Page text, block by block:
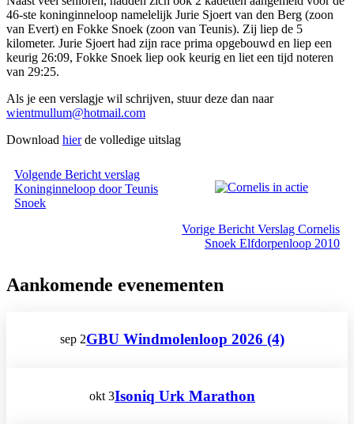
46-ste koninginneloop namelelijk Jurie Sjoert van den Berg (zoon
van Evert) en Fokke Snoek (zoon van Teunis). Zij liep de 5
kilometer. Jurie Sjoert had zijn race prima opgebouwd en liep een
keurig 26:09, Fokke Snoek liep ook keurig en liet een tijd noteren
van 29:25.
Als je een verslagje wil schrijven, stuur deze dan naar
wientmullum@hotmail.com
Download hierde volledige uitslag
Vorige Bericht Verslag Cornelis
Snoek Elfdorpenloop 2010
Volgende Bericht verslag
Koninginneloop door Teunis
Snoek
Aankomende evenementen
sep 2GBU Windmolenloop 2026 (4)
okt 3Isoniq Urk Marathon